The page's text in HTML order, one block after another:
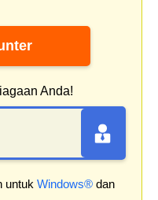
Anda!
untuk Windows®dan